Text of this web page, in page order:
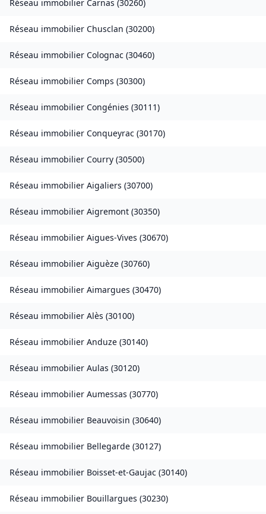
Réseau immobilier Carnas (30260)
Réseau immobilier Chusclan (30200)
Réseau immobilier Colognac (30460)
Réseau immobilier Comps (30300)
Réseau immobilier Congénies (30111)
Réseau immobilier Conqueyrac (30170)
Réseau immobilier Courry (30500)
Réseau immobilier Aigaliers (30700)
Réseau immobilier Aigremont (30350)
Réseau immobilier Aigues-Vives (30670)
Réseau immobilier Aiguèze (30760)
Réseau immobilier Aimargues (30470)
Réseau immobilier Alès (30100)
Réseau immobilier Anduze (30140)
Réseau immobilier Aulas (30120)
Réseau immobilier Aumessas (30770)
Réseau immobilier Beauvoisin (30640)
Réseau immobilier Bellegarde (30127)
Réseau immobilier Boisset-et-Gaujac (30140)
Réseau immobilier Bouillargues (30230)